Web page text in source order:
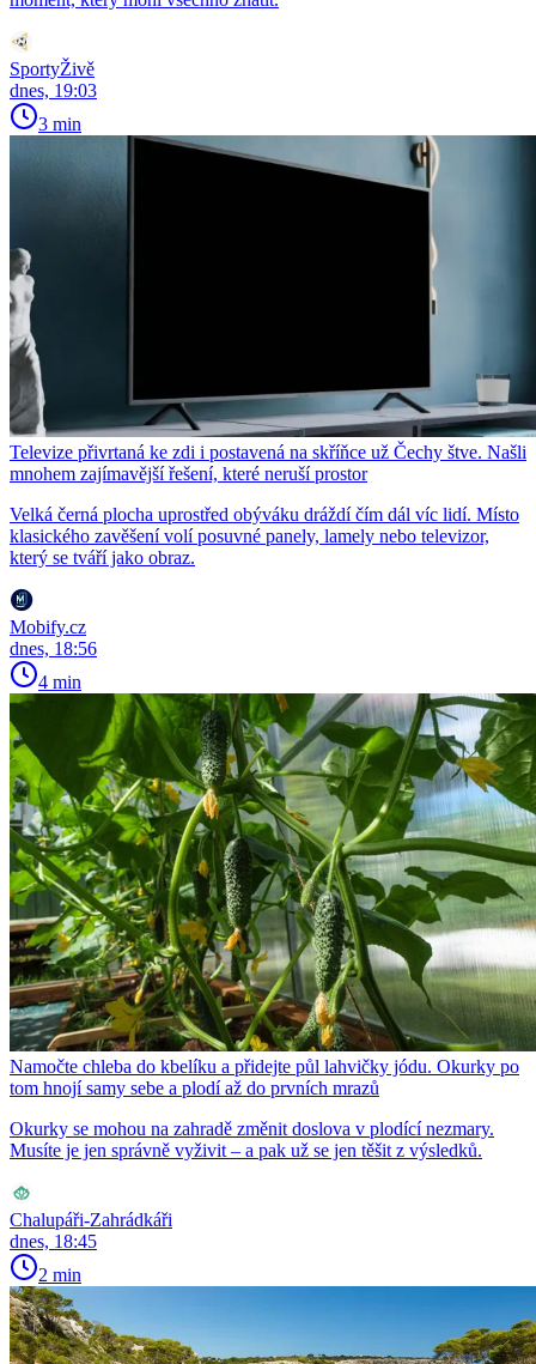
SportyŽivě
dnes, 19:03
3 min
Televize přivrtaná ke zdi i postavená na skříňce už Čechy štve. Našli
mnohem zajímavější řešení, které neruší prostor
Velká černá plocha uprostřed obýváku dráždí čím dál víc lidí. Místo
klasického zavěšení volí posuvné panely, lamely nebo televizor,
který se tváří jako obraz.
Mobify.cz
dnes, 18:56
4 min
Namočte chleba do kbelíku a přidejte půl lahvičky jódu. Okurky po
tom hnojí samy sebe a plodí až do prvních mrazů
Okurky se mohou na zahradě změnit doslova v plodící nezmary.
Musíte je jen správně vyživit – a pak už se jen těšit z výsledků.
Chalupáři-Zahrádkáři
dnes, 18:45
2 min